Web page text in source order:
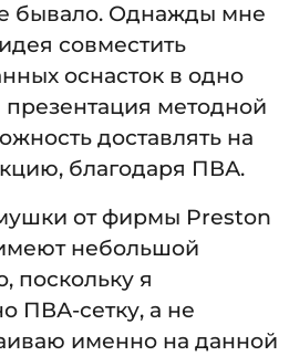
бывало. Однажды мне
совместить
оснасток в одно
презентация методной
доставлять на
благодаря ПВА.
от фирмы Preston
небольшой
поскольку я
ПВА-сетку, а не
именно на данной